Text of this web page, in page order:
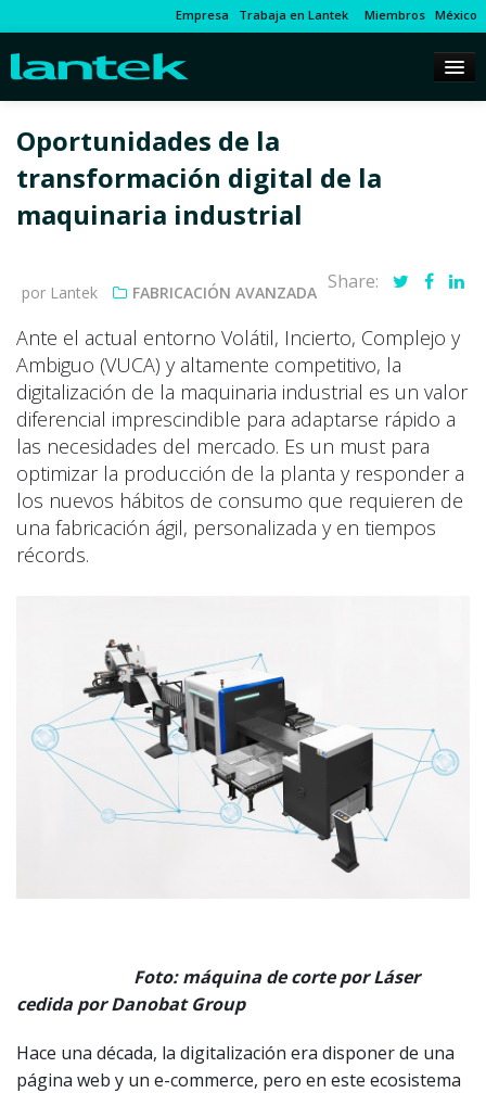
Empresa Trabaja en Lantek Miembros México
Oportunidades de la
transformación digital de la
maquinaria industrial
por Lantek FABRICACIÓN AVANZADA Share:
Ante el actual entorno Volátil, Incierto, Complejo y
Ambiguo (VUCA) y altamente competitivo, la
digitalización de la maquinaria industrial es un valor
diferencial imprescindible para adaptarse rápido a
las necesidades del mercado. Es un must para
optimizar la producción de la planta y responder a
los nuevos hábitos de consumo que requieren de
una fabricación ágil, personalizada y en tiempos
récords.
Foto: máquina de corte por Láser
cedida por Danobat Group
Hace una década, la digitalización era disponer de una
página web y un e-commerce, pero en este ecosistema